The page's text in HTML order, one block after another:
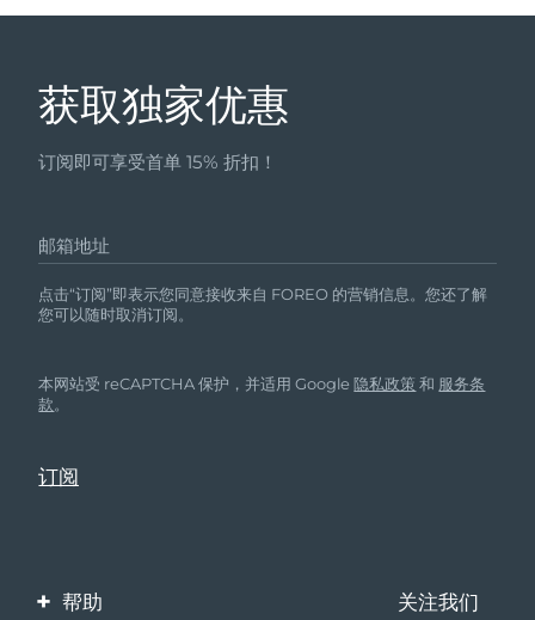
获取独家优惠
订阅即可享受首单 15% 折扣！
邮箱地址
点击“订阅”即表示您同意接收来自 FOREO 的营销信息。您还了解
您可以随时取消订阅。
本网站受 reCAPTCHA 保护，并适用 Google隐私政策 和 服务条
款。
帮助 关注我们